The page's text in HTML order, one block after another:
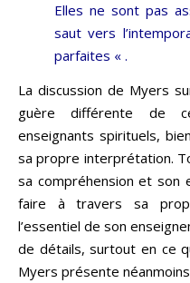
Elles ne sont pas
saut vers
parfaites « .
La discussion de Myers
guère différente de
enseignants spirituels,
sa propre interprétation.
sa compréhension et son
faire à travers sa
l’essentiel de son
de détails, surtout en ce
Myers présente